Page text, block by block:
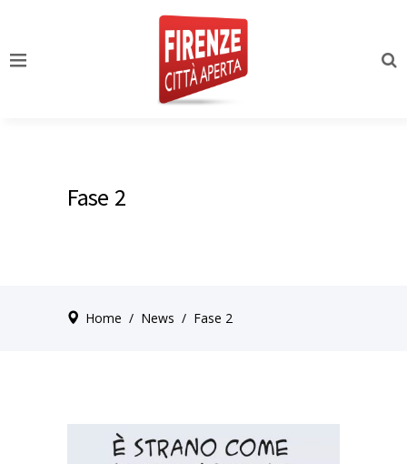
Fase 2
Home / News / Fase 2